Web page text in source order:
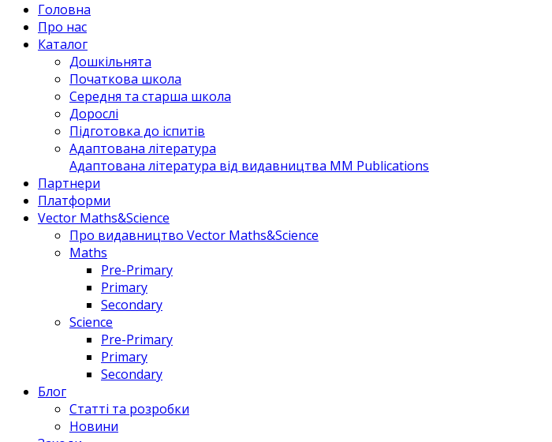
Головна
Про нас
Каталог
Дошкільнята
Початкова школа
Середня та старша школа
Дорослі
Підготовка до іспитів
Адаптована література
Адаптована література від видавництва MM Publications
Партнери
Платформи
Vector Maths&Science
Про видавництво Vector Maths&Science
Maths
Pre-Primary
Primary
Secondary
Science
Pre-Primary
Primary
Secondary
Блог
Статті та розробки
Новини